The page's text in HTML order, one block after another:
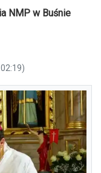
NMP w Buśnie